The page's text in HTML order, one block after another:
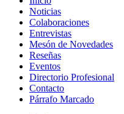
Chilenos
Literatura
Chilena
Libros
Chilenos
Literatura
Chilena
Noticias
Colaboraciones
Entrevistas
Mesón de Novedades
Reseñas
Eventos
Directorio Profesional
Contacto
Párrafo Marcado